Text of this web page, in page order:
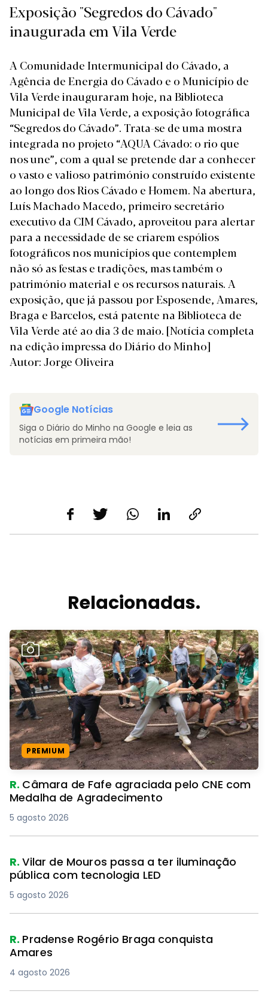
Exposição "Segredos do Cávado"
inaugurada em Vila Verde
A Comunidade Intermunicipal do Cávado, a
Agência de Energia do Cávado e o Município de
Vila Verde inauguraram hoje, na Biblioteca
Municipal de Vila Verde, a exposição fotográfica
“Segredos do Cávado”. Trata-se de uma mostra
integrada no projeto “AQUA Cávado: o rio que
nos une”, com a qual se pretende dar a conhecer
o vasto e valioso património construído existente
ao longo dos Rios Cávado e Homem. Na abertura,
Luís Machado Macedo, primeiro secretário
executivo da CIM Cávado, aproveitou para alertar
para a necessidade de se criarem espólios
fotográficos nos municípios que contemplem
não só as festas e tradições, mas também o
património material e os recursos naturais. A
exposição, que já passou por Esposende, Amares,
Braga e Barcelos, está patente na Biblioteca de
Vila Verde até ao dia 3 de maio. [Notícia completa
na edição impressa do Diário do Minho]
Autor: Jorge Oliveira
Google Notícias
Siga o Diário do Minho na Google e leia as
notícias em primeira mão!
Relacionadas.
PREMIUM
R. Câmara de Fafe agraciada pelo CNE com
Medalha de Agradecimento
5 agosto 2026
R.Vilar de Mouros passa a ter iluminação
pública com tecnologia LED
5 agosto 2026
R. Pradense Rogério Braga conquista
Amares
4 agosto 2026